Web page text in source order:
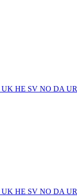
UK HE SV NO DA UR
UK HE SV NO DA UR